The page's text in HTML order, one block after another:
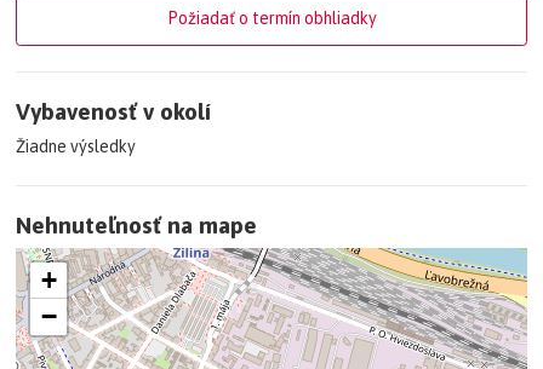
Telefón, Internet
Požiadať o termín obhliadky
Vybavenosť v okolí
Žiadne výsledky
Nehnuteľnosť na mape
+
−